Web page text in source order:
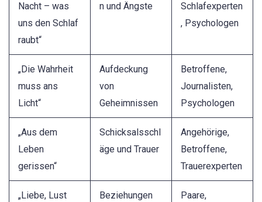
Nacht – was
uns den Schlaf
raubt“
n und Ängste
Schlafexperten
, Psychologen
„Die Wahrheit
muss ans
Licht“
Aufdeckung
von
Geheimnissen
Betroffene,
Journalisten,
Psychologen
„Aus dem
Leben
gerissen“
Schicksalsschl
äge und Trauer
Angehörige,
Betroffene,
Trauerexperten
„Liebe, Lust
Beziehungen
Paare,